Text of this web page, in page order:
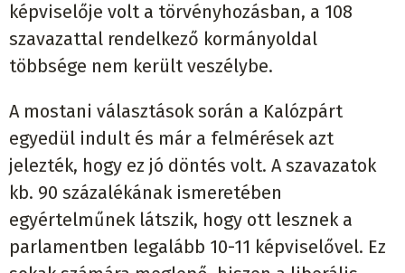
képviselője volt a törvényhozásban, a 108
szavazattal rendelkező kormányoldal
többsége nem került veszélybe.
A mostani választások során a Kalózpárt
egyedül indult és már a felmérések azt
jelezték, hogy ez jó döntés volt. A szavazatok
kb. 90 százalékának ismeretében
egyértelműnek látszik, hogy ott lesznek a
parlamentben legalább 10-11 képviselővel. Ez